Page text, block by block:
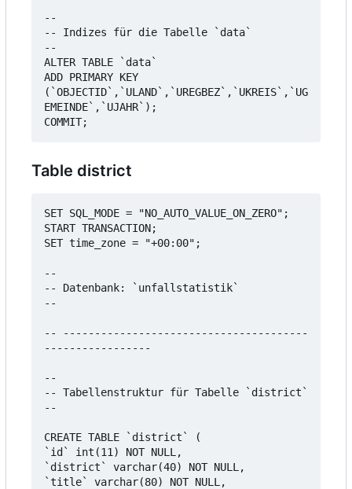
--
-- Indizes für die Tabelle `data`
--
ALTER TABLE `data`
ADD PRIMARY KEY
(`OBJECTID`,`ULAND`,`UREGBEZ`,`UKREIS`,`UG
EMEINDE`,`UJAHR`);
Table district
SET SQL_MODE = "NO_AUTO_VALUE_ON_ZERO";
START TRANSACTION;
SET time_zone = "+00:00";
--
-- Datenbank: `unfallstatistik`
--
-- ---------------------------------------
-----------------
--
-- Tabellenstruktur für Tabelle `district`
--
CREATE TABLE `district` (
`id` int(11) NOT NULL,
`district` varchar(40) NOT NULL,
`title` varchar(80) NOT NULL,